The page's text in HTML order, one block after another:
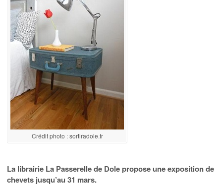
Crédit photo : sortiradole.fr
La librairie La Passerelle de Dole propose une exposition de
chevets jusqu’au 31 mars.